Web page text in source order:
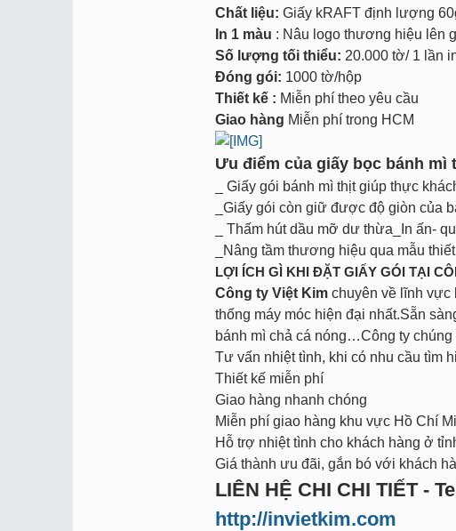
Chất liệu: Giấy kRAFT định lượng
In 1 màu : Nâu logo thương hiệu lên
Số lượng tối thiểu: 20.000 tờ/ 1 lần
Đóng gói: 1000 tờ/hộp
Thiết kế : Miễn phí theo yêu cầu
Giao hàng Miễn phí trong HCM
Ưu điểm của giấy bọc bánh mì
_ Giấy gói bánh mì thịt giúp thực
_Giấy gói còn giữ được độ giòn của
_ Thấm hút dầu mỡ dư thừa_In ấn-
_Nâng tầm thương hiệu qua mẫu
LỢI ÍCH GÌ KHI ĐẶT GIẤY GÓI TẠI
Công ty Việt Kim chuyên về lĩnh vực
thống máy móc hiện đại nhất.Sẵn
bánh mì chả cá nóng…Công ty
Tư vấn nhiệt tình, khi có nhu cầu tìm
Thiết kế miễn phí
Giao hàng nhanh chóng
Miễn phí giao hàng khu vực Hồ Chí
Hỗ trợ nhiệt tình cho khách hàng ở
Giá thành ưu đãi, gắn bó với khách
LIÊN HỆ CHI CHI TIẾT -
http://invietkim.com